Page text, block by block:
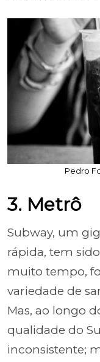
Pedro
3. Metrô
Subway, um
rápida, tem
muito tempo,
variedade de
Mas, ao longo
qualidade do
inconsistente;